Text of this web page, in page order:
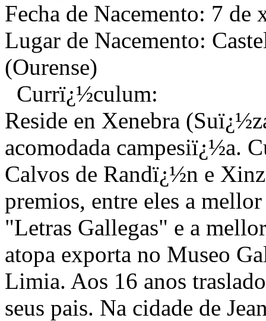
Fecha de Nacemento: 7
Lugar de Nacemento:
(Ourense)
Currï¿½culum:
Reside en Xenebra
acomodada campesiï¿½a.
Calvos de Randï¿½n e
premios, entre eles a
"Letras Gallegas" e a
atopa exporta no Museo
Limia. Aos 16 anos
seus pais. Na cidade de